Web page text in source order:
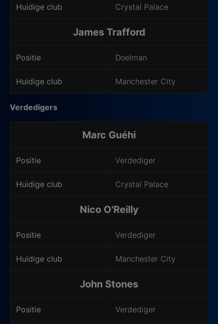
Huidige club Crystal Palace
James Trafford
Positie Doelman
Huidige club Manchester City
Verdedigers
Marc Guéhi
Positie Verdediger
Huidige club Crystal Palace
Nico O'Reilly
Positie Verdediger
Huidige club Manchester City
John Stones
Positie Verdediger